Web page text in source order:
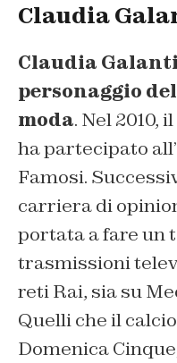
Claudia
Claudia
personaggio
moda. Nel 2010,
ha partecipato
Famosi.
carriera di
portata a fare un
trasmissioni
reti Rai, sia su
Quelli che il
Domenica